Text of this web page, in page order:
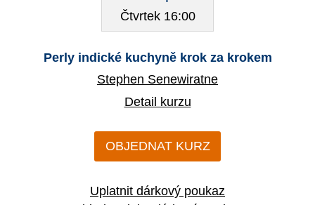
Čtvrtek 16:00
Perly indické kuchyně krok za krokem
Stephen Senewiratne
Detail kurzu
OBJEDNAT KURZ
Uplatnit dárkový poukaz